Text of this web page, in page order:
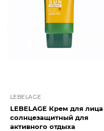
LEBELAGE
LEBELAGE Крем для лица
солнцезащитный для
активного отдыха